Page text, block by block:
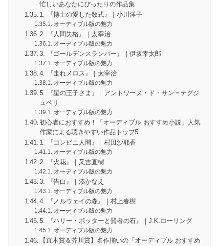
忙しいあなたにぴったりの作品集
1. 『博士の愛した数式』｜小川洋子
オーディブル版の魅力
2. 『人間失格』｜太宰治
オーディブル版の魅力
3. 『ゴールデンスランバー』｜伊坂幸太郎
オーディブル版の魅力
4. 『走れメロス』｜太宰治
オーディブル版の魅力
5. 『星の王子さま』｜アントワーヌ・ド・サン＝テグジ
ュペリ
オーディブル版の魅力
初心者におすすめ！「オーディブル おすすめ小説」人気
作家による聴きやすい作品トップ5
1. 『コンビニ人間』｜村田沙耶香
オーディブル版の魅力
2. 『火花』｜又吉直樹
オーディブル版の魅力
3. 『告白』｜湊かなえ
オーディブル版の魅力
4. 『ノルウェイの森』｜村上春樹
オーディブル版の魅力
5. 『ハリー・ポッターと賢者の石』｜J.K.ローリング
オーディブル版の魅力
【直木賞＆芥川賞】名作揃いの「オーディブル おすすめ